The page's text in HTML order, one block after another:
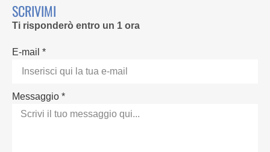
SCRIVIMI
Ti risponderò entro un 1 ora
E-mail *
Messaggio *